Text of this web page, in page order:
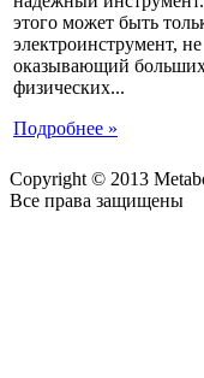
этого может быть
электроинструмент, не
оказывающий
физических...
Подробнее »
Copyright © 2013
Все права защищены